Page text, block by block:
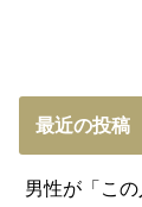
最近の投稿
男性が「こ